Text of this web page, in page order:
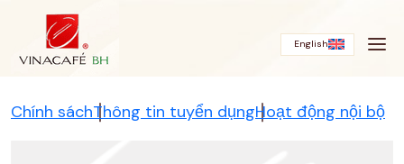
English
Chính sáchThông tin tuyển dụngHoạt động nội bộ